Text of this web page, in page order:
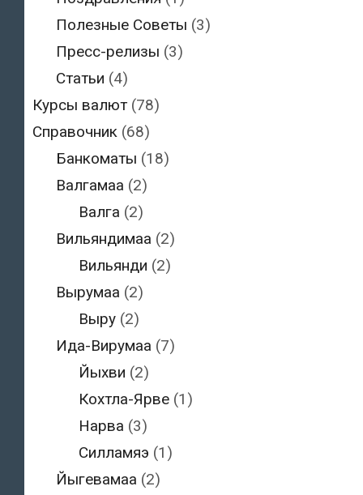
Полезные Советы (3)
Пресс-релизы (3)
Статьи (4)
Курсы валют (78)
Справочник (68)
Банкоматы (18)
Валгамаа (2)
Валга (2)
Вильяндимаа (2)
Вильянди (2)
Вырумаа (2)
Выру (2)
Ида-Вирумаа (7)
Йыхви (2)
Кохтла-Ярве (1)
Нарва (3)
Силламяэ (1)
Йыгевамаа (2)